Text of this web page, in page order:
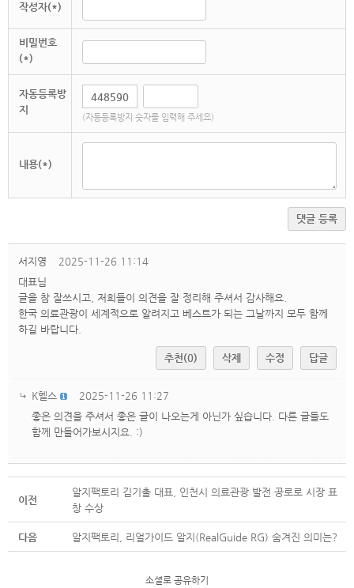
작성자(*)
비밀번호
(*)
자동등록방
지
(자동등록방지 숫자를 입력해 주세요)
내용(*)
댓글 등록
서지영
2025-11-26 11:14
대표님
글을 참 잘쓰시고, 저희들이 의견을 잘 정리해 주셔서 감사해요.
한국 의료관광이 세계적으로 알려지고 베스트가 되는 그날까지 모두 함께
하길 바랍니다.
추천(0) 삭제 수정 답글
K헬스
2025-11-26 11:27
좋은 의견을 주셔서 좋은 글이 나오는게 아닌가 싶습니다. 다른 글들도
함께 만들어가보시지요. :)
이전
알지팩토리 김기출 대표, 인천시 의료관광 발전 공로로 시장 표
창 수상
다음 알지팩토리, 리얼가이드 알지(RealGuide RG) 숨겨진 의미는?
소셜로 공유하기